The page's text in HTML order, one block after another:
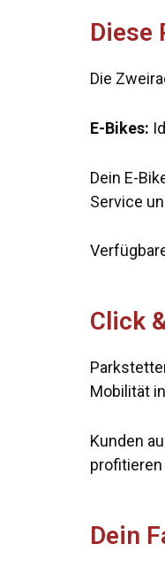
Diese
Die
E-Bikes:
Dein E-
Service
Click
Mobilität
Kunden
profitieren
Dein